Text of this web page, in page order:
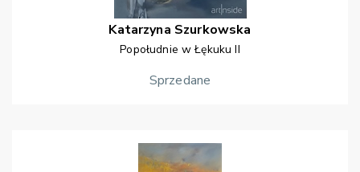
Katarzyna Szurkowska
Popołudnie w Łękuku II
Sprzedane